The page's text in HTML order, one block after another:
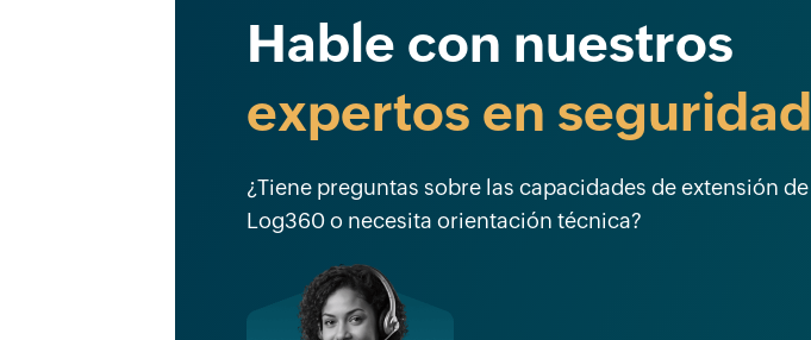
Hable con nuestros
expertos en seguridad
¿Tiene preguntas sobre las capacidades de extensión de
Log360 o necesita orientación técnica?